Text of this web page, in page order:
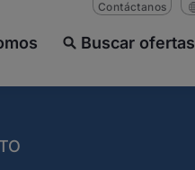
Buscar ofertas
Contáctanos